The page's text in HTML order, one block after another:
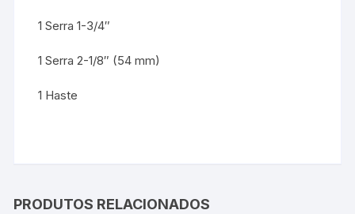
1 Serra 1-3/4″
1 Serra 2-1/8″ (54 mm)
1 Haste
PRODUTOS RELACIONADOS